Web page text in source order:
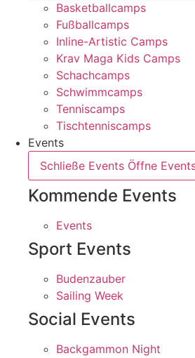
Basketballcamps
Fußballcamps
Inline-Artistic Camps
Krav Maga Kids Camps
Schachcamps
Schwimmcamps
Tenniscamps
Tischtenniscamps
Events
Schließe Events Öffne
Kommende Events
Events
Sport Events
Budenzauber
Sailing Week
Social Events
Backgammon Night